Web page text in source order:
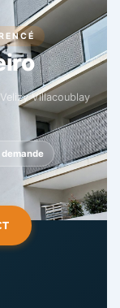
Velizy Villacoublay